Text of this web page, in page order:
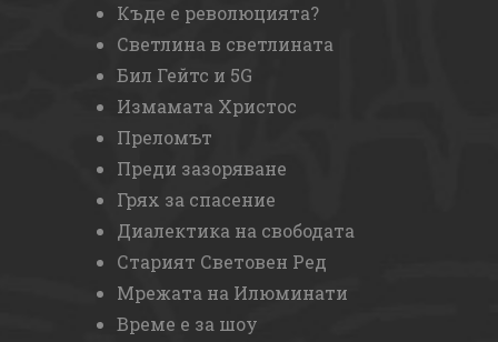
Къде е революцията?
Светлина в светлината
Бил Гейтс и 5G
Измамата Христос
Преломът
Преди зазоряване
Грях за спасение
Диалектика на свободата
Старият Световен Ред
Мрежата на Илюминати
Време е за шоу